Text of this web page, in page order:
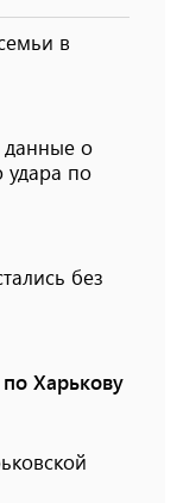
в
данные о
удара по
без
Харькову